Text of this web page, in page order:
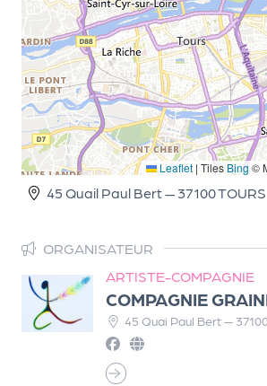
Leaflet | Tiles Bing ©
45 Quail Paul Bert — 37100 TOURS
ORGANISATEUR
ARTISTE-COMPAGNIE
COMPAGNIE
45 Quai Paul Bert —
e
l'
o
r
g
a
n
i
s
a
t